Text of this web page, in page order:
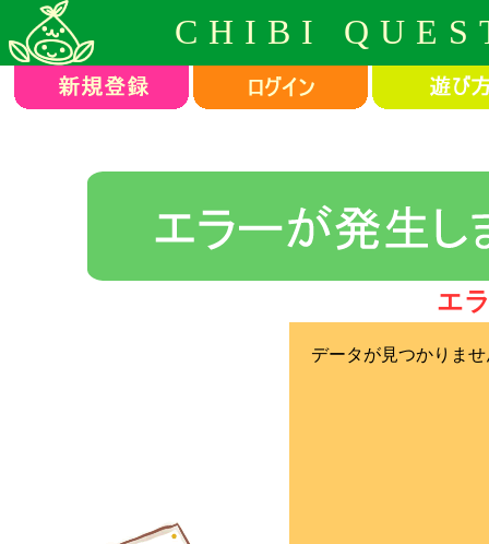
CHIBI
エ
データが見つかりま